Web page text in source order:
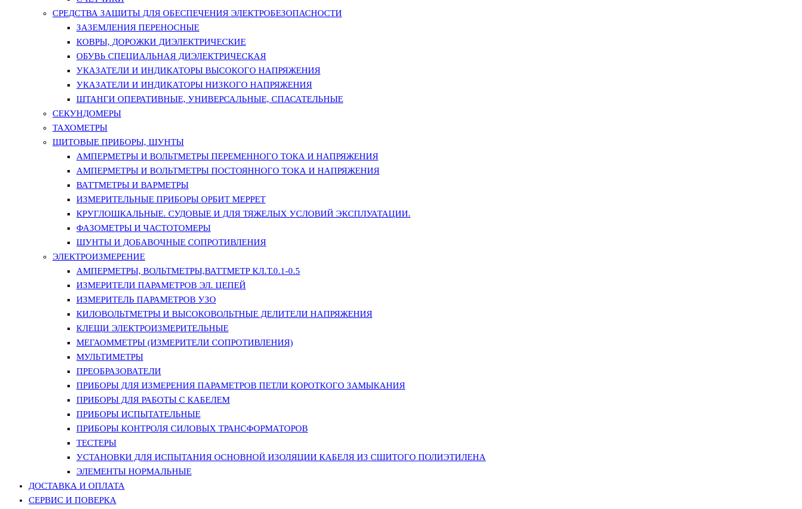
СРЕДСТВА ЗАЩИТЫ ДЛЯ ОБЕСПЕЧЕНИЯ ЭЛЕКТРОБЕЗОПАСНОСТИ
ЗАЗЕМЛЕНИЯ ПЕРЕНОСНЫЕ
КОВРЫ, ДОРОЖКИ ДИЭЛЕКТРИЧЕСКИЕ
ОБУВЬ СПЕЦИАЛЬНАЯ ДИЭЛЕКТРИЧЕСКАЯ
УКАЗАТЕЛИ И ИНДИКАТОРЫ ВЫСОКОГО НАПРЯЖЕНИЯ
УКАЗАТЕЛИ И ИНДИКАТОРЫ НИЗКОГО НАПРЯЖЕНИЯ
ШТАНГИ ОПЕРАТИВНЫЕ, УНИВЕРСАЛЬНЫЕ, СПАСАТЕЛЬНЫЕ
СЕКУНДОМЕРЫ
ТАХОМЕТРЫ
ЩИТОВЫЕ ПРИБОРЫ, ШУНТЫ
АМПЕРМЕТРЫ И ВОЛЬТМЕТРЫ ПЕРЕМЕННОГО ТОКА И НАПРЯЖЕНИЯ
АМПЕРМЕТРЫ И ВОЛЬТМЕТРЫ ПОСТОЯННОГО ТОКА И НАПРЯЖЕНИЯ
ВАТТМЕТРЫ И ВАРМЕТРЫ
ИЗМЕРИТЕЛЬНЫЕ ПРИБОРЫ ОРБИТ МЕРРЕТ
КРУГЛОШКАЛЬНЫЕ. СУДОВЫЕ И ДЛЯ ТЯЖЕЛЫХ УСЛОВИЙ ЭКСПЛУАТАЦИИ.
ФАЗОМЕТРЫ И ЧАСТОТОМЕРЫ
ШУНТЫ И ДОБАВОЧНЫЕ СОПРОТИВЛЕНИЯ
ЭЛЕКТРОИЗМЕРЕНИЕ
АМПЕРМЕТРЫ, ВОЛЬТМЕТРЫ,ВАТТМЕТР КЛ.Т.0.1-0.5
ИЗМЕРИТЕЛИ ПАРАМЕТРОВ ЭЛ. ЦЕПЕЙ
ИЗМЕРИТЕЛЬ ПАРАМЕТРОВ УЗО
КИЛОВОЛЬТМЕТРЫ И ВЫСОКОВОЛЬТНЫЕ ДЕЛИТЕЛИ НАПРЯЖЕНИЯ
КЛЕЩИ ЭЛЕКТРОИЗМЕРИТЕЛЬНЫЕ
МЕГАОММЕТРЫ (ИЗМЕРИТЕЛИ СОПРОТИВЛЕНИЯ)
МУЛЬТИМЕТРЫ
ПРЕОБРАЗОВАТЕЛИ
ПРИБОРЫ ДЛЯ ИЗМЕРЕНИЯ ПАРАМЕТРОВ ПЕТЛИ КОРОТКОГО ЗАМЫКАНИЯ
ПРИБОРЫ ДЛЯ РАБОТЫ С КАБЕЛЕМ
ПРИБОРЫ ИСПЫТАТЕЛЬНЫЕ
ПРИБОРЫ КОНТРОЛЯ СИЛОВЫХ ТРАНСФОРМАТОРОВ
ТЕСТЕРЫ
УСТАНОВКИ ДЛЯ ИСПЫТАНИЯ ОСНОВНОЙ ИЗОЛЯЦИИ КАБЕЛЯ ИЗ СШИТОГО ПОЛИЭТИЛЕНА
ЭЛЕМЕНТЫ НОРМАЛЬНЫЕ
ДОСТАВКА И ОПЛАТА
СЕРВИС И ПОВЕРКА